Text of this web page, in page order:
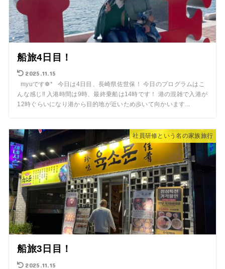
船旅4日目！
2025.11.15
myuです❁* 今日は4日目、長崎県佐世保！ 今日のプログラムはこ
んな感じ‼︎ 入港時間は9時、最終乗船は14時です！ 港の混雑で入港が
12時ぐらいになり港から目的地が近いため歩いて向かいます...
社員研修という名の家族旅行
船旅3日目！
2025.11.15